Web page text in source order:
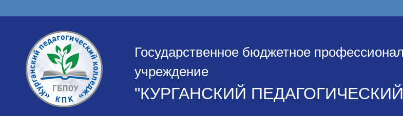
Государственное бюджетное
учреждение
"КУРГАНСКИЙ